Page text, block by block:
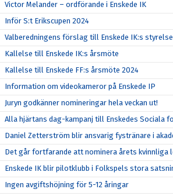
Victor Melander – ordförande i Enskede IK
Inför S:t Erikscupen 2024
Valberedningens förslag till Enskede IK:s
Kallelse till Enskede IK:s årsmöte
Kallelse till Enskede FF:s årsmöte 2024
Information om videokameror på Enskede IP
Juryn godkänner nomineringar hela veckan ut!
Alla hjärtans dag-kampanj till Enskedes Sociala
Daniel Zetterström blir ansvarig fystränare i
Det går fortfarande att nominera årets kvinnliga
Enskede IK blir pilotklubb i Folkspels stora
Ingen avgiftshöjning för 5-12 åringar